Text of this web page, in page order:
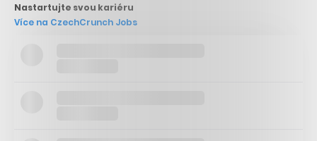
Nastartujte svou kariéru
Více na CzechCrunch Jobs